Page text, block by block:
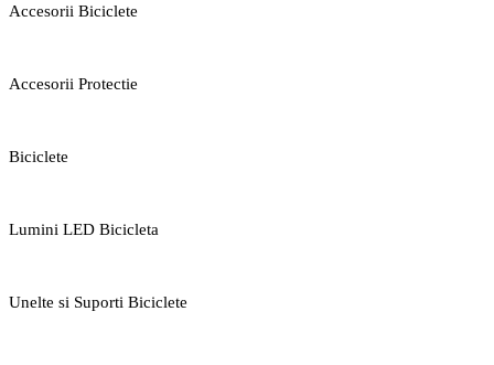
Accesorii Biciclete
Accesorii Protectie
Biciclete
Lumini LED Bicicleta
Unelte si Suporti Biciclete